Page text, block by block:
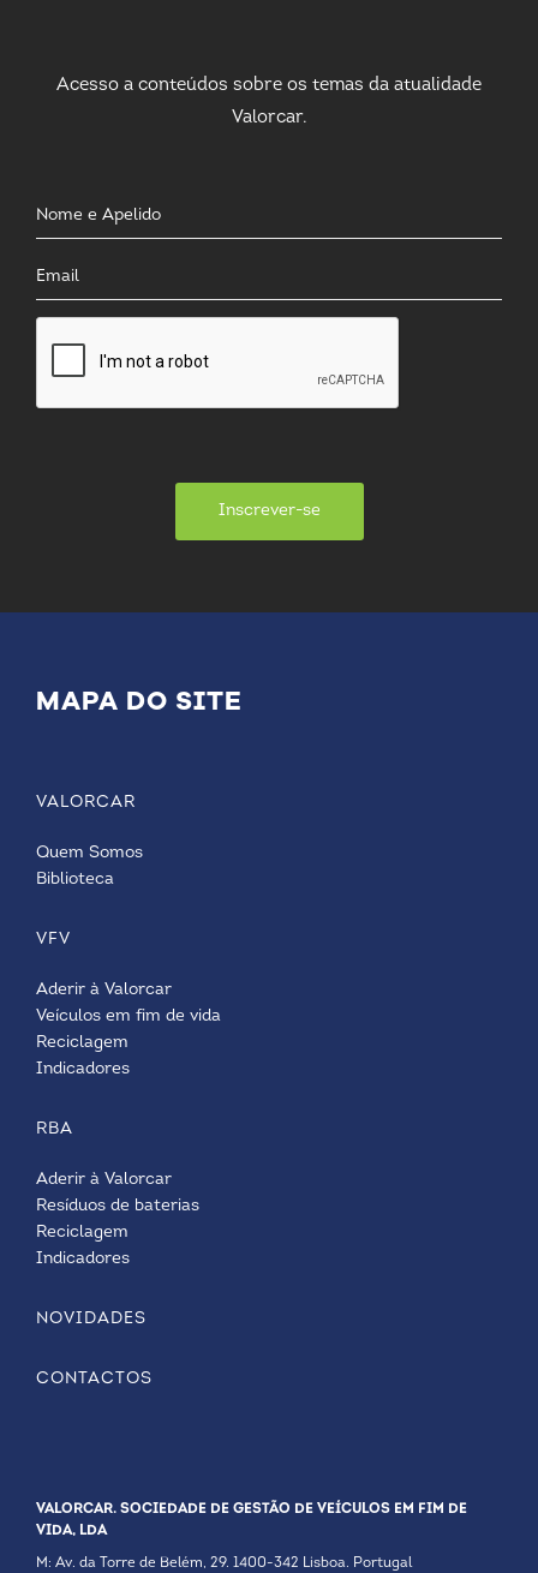
Acesso a conteúdos sobre os temas da atualidade
Valorcar.
Inscrever-se
MAPA DO SITE
VALORCAR
Quem Somos
Biblioteca
VFV
Aderir à Valorcar
Veículos em fim de vida
Reciclagem
Indicadores
RBA
Aderir à Valorcar
Resíduos de baterias
Reciclagem
Indicadores
NOVIDADES
CONTACTOS
VALORCAR. SOCIEDADE DE GESTÃO DE VEÍCULOS EM FIM DE
VIDA, LDA
M: Av. da Torre de Belém, 29. 1400-342 Lisboa. Portugal